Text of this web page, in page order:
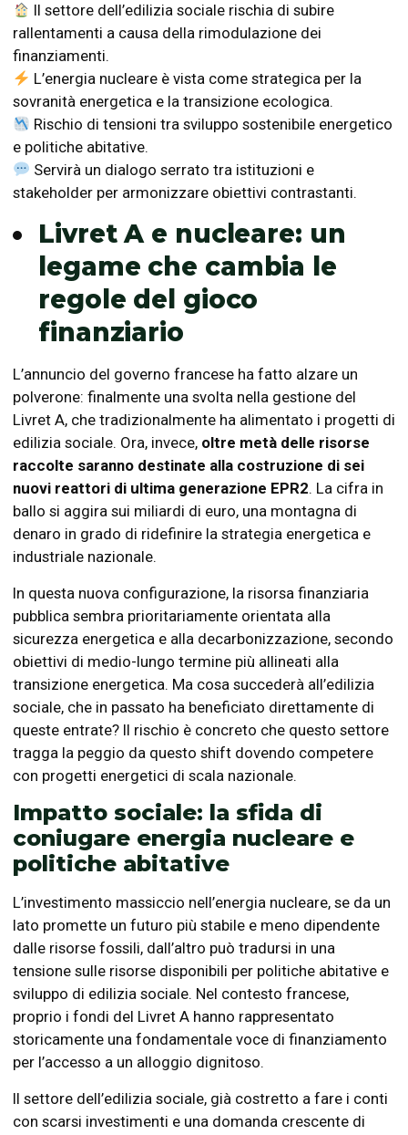
Il settore dell’edilizia sociale rischia di subire
rallentamenti a causa della rimodulazione dei
finanziamenti.
L’energia nucleare è vista come strategica per la
sovranità energetica e la transizione ecologica.
Rischio di tensioni tra sviluppo sostenibile energetico
e politiche abitative.
Servirà un dialogo serrato tra istituzioni e
stakeholder per armonizzare obiettivi contrastanti.
Livret A e nucleare: un
legame che cambia le
regole del gioco
finanziario
L’annuncio del governo francese ha fatto alzare un
polverone: finalmente una svolta nella gestione del
Livret A, che tradizionalmente ha alimentato i progetti di
edilizia sociale. Ora, invece, oltre metà delle risorse
raccolte saranno destinate alla costruzione di sei
nuovi reattori di ultima generazione EPR2. La cifra in
ballo si aggira sui miliardi di euro, una montagna di
denaro in grado di ridefinire la strategia energetica e
industriale nazionale.
In questa nuova configurazione, la risorsa finanziaria
pubblica sembra prioritariamente orientata alla
sicurezza energetica e alla decarbonizzazione, secondo
obiettivi di medio-lungo termine più allineati alla
transizione energetica. Ma cosa succederà all’edilizia
sociale, che in passato ha beneficiato direttamente di
queste entrate? Il rischio è concreto che questo settore
tragga la peggio da questo shift dovendo competere
con progetti energetici di scala nazionale.
Impatto sociale: la sfida di
coniugare energia nucleare e
politiche abitative
L’investimento massiccio nell’energia nucleare, se da un
lato promette un futuro più stabile e meno dipendente
dalle risorse fossili, dall’altro può tradursi in una
tensione sulle risorse disponibili per politiche abitative e
sviluppo di edilizia sociale. Nel contesto francese,
proprio i fondi del Livret A hanno rappresentato
storicamente una fondamentale voce di finanziamento
per l’accesso a un alloggio dignitoso.
Il settore dell’edilizia sociale, già costretto a fare i conti
con scarsi investimenti e una domanda crescente di